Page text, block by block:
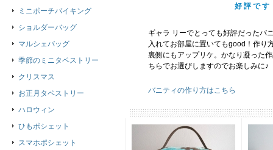
好評で
ギャラ リーでとっても好評だったバ
入れてお部屋に置いてもgood！作り
裏側にもアップリケ。かなり凝った
ちらでお選びしますのでお楽しみに
バニティの作り方はこちら
ミニポーチバイキング
ショルダーバッグ
マルシェバッグ
季節のミニタペストリー
クリスマス
お正月タペストリー
ハロウィン
ひもポシェット
スマホポシェット